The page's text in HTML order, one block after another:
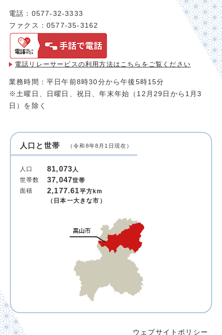
電話：0577-32-3333
ファクス：0577-35-3162
電話リレーサービスの利用方法は こちらをご覧ください
業務時間：平日午前8時30分から午後5時15分
※土曜日、日曜日、祝日、年末年始（12月29日から1月3
日）を除く
人口と世帯 （令和8年8月1日現在）
人口 81,073人
世帯数
37,047世帯
面積
2,177.61平方km
（日本一大きな市）
ウェブサイトポリシー